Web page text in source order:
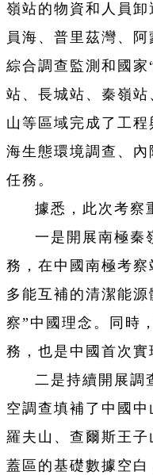
嶺站的物資和人員
員海、普里茲灣、
綜合調查監測和國家
站、長城站、秦嶺
山等區域完成了工
海生態環境調查、
任務。
據悉，此次考察
一是開展南極秦
務，在中國南極考
多能互補的清潔能
察”中國理念。同時
務，也是中國首次實
二是持續開展調
空調查填補了中國
羅夫山、查爾斯王
蓋區的基礎數據空